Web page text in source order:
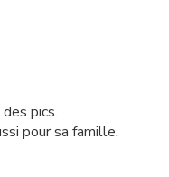
pics.
pour sa famille.